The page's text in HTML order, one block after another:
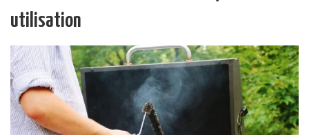
utilisation